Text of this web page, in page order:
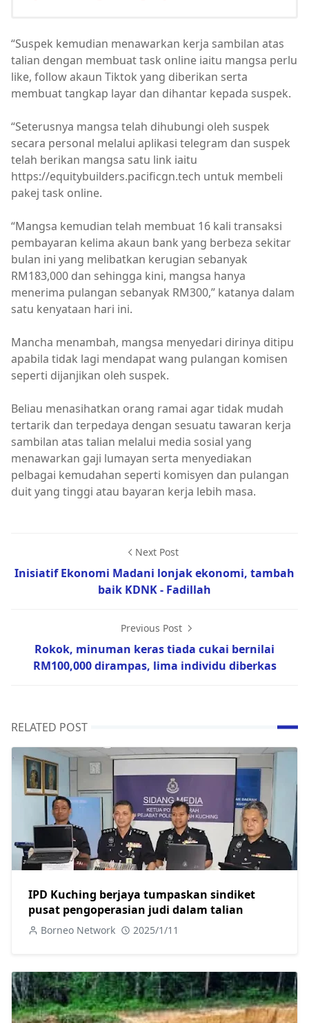
“Suspek kemudian menawarkan kerja sambilan atas
talian dengan membuat task online iaitu mangsa perlu
like, follow akaun Tiktok yang diberikan serta
membuat tangkap layar dan dihantar kepada suspek.
“Seterusnya mangsa telah dihubungi oleh suspek
secara personal melalui aplikasi telegram dan suspek
telah berikan mangsa satu link iaitu
https://equitybuilders.pacificgn.tech untuk membeli
pakej task online.
“Mangsa kemudian telah membuat 16 kali transaksi
pembayaran kelima akaun bank yang berbeza sekitar
bulan ini yang melibatkan kerugian sebanyak
RM183,000 dan sehingga kini, mangsa hanya
menerima pulangan sebanyak RM300,” katanya dalam
satu kenyataan hari ini.
Mancha menambah, mangsa menyedari dirinya ditipu
apabila tidak lagi mendapat wang pulangan komisen
seperti dijanjikan oleh suspek.
Beliau menasihatkan orang ramai agar tidak mudah
tertarik dan terpedaya dengan sesuatu tawaran kerja
sambilan atas talian melalui media sosial yang
menawarkan gaji lumayan serta menyediakan
pelbagai kemudahan seperti komisyen dan pulangan
duit yang tinggi atau bayaran kerja lebih masa.
Next Post
Inisiatif Ekonomi Madani lonjak ekonomi, tambah
baik KDNK - Fadillah
Previous Post
Rokok, minuman keras tiada cukai bernilai
RM100,000 dirampas, lima individu diberkas
RELATED POST
IPD Kuching berjaya tumpaskan sindiket
pusat pengoperasian judi dalam talian
Borneo Network 2025/1/11